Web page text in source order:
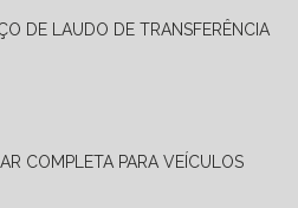
DE LAUDO DE TRANSFERÊNCIA
COMPLETA PARA VEÍCULOS